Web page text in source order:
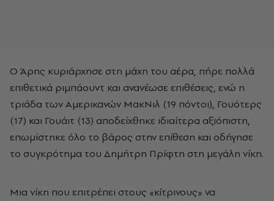
Ο Άρης κυριάρχησε στη μάχη του αέρα, πήρε πολλά
επιθετικά ριμπάουντ και ανανέωσε επιθέσεις, ενώ η
τριάδα των Αμερικανών ΜακΝιλ (19 πόντοι), Γουότερς
(17) και Γουάιτ (13) αποδείχθηκε ιδιαίτερα αξιόπιστη,
επωμίστηκε όλο το βάρος στην επίθεση και οδήγησε
το συγκρότημα του Δημήτρη Πρίφτη στη μεγάλη νίκη.
Μια νίκη που επιτρέπει στους «κίτρινους» να